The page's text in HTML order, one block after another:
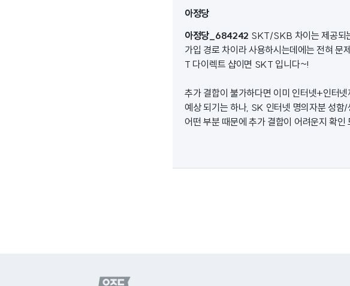
아정당
아정당_684242 SKT/SKB 차이는 제공되
가입 경로 차이라 사용하시는데에는 전혀 문
T 다이렉트 샵이면 SKT 입니다~!
추가 결합이 불가하다면 이미 인터넷+인터
예상 되기는 하나, SK 인터넷 명의자분 성함
어떤 부분 때문에 추가 결합이 어려운지 확